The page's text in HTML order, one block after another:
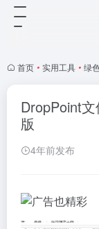
首页 • 实用工具 • 绿
DropPoint
版
4年前发布